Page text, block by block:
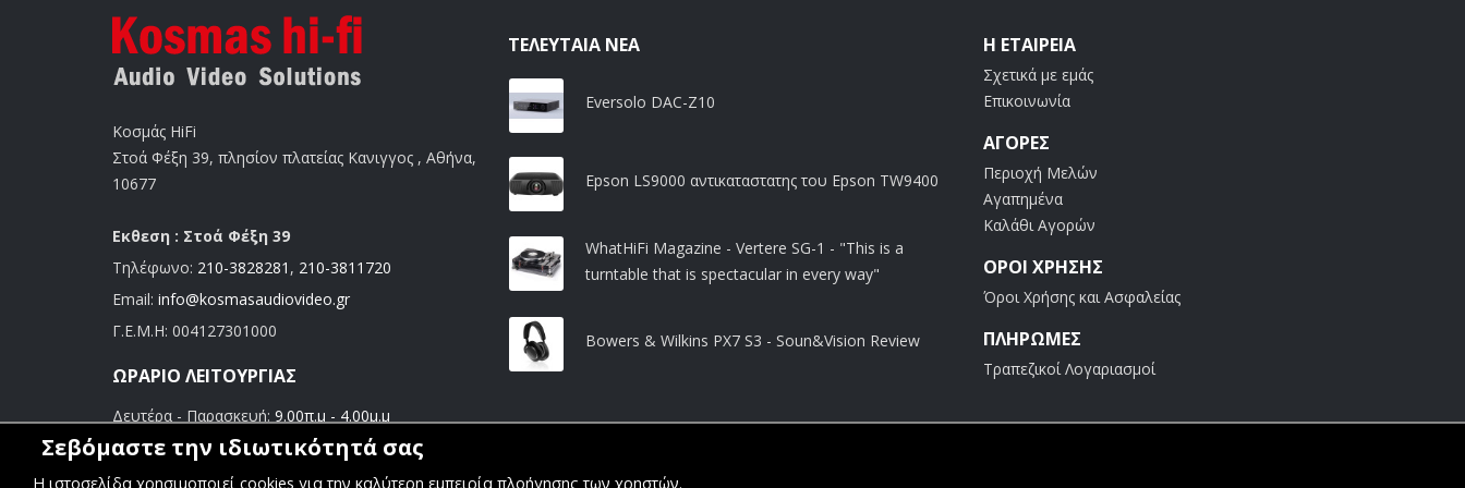
Κοσμάς HiFi
Στοά Φέξη 39, πλησίον πλατείας Κανιγγος , Αθήνα,
10677
Εκθεση : Στοά Φέξη 39
Τηλέφωνο: 210-3828281 , 210-3811720
Email: info@kosmasaudiovideo.gr
Γ.Ε.Μ.Η: 004127301000
ΩΡΆΡΙΟ ΛΕΙΤΟΥΡΓΊΑΣ
Δευτέρα - Παρασκευή: 9.00π.μ - 4.00μ.μ
Σάββατο:9.00π.μ - 3.00μ.μ
ΤΕΛΕΥΤΑΊΑ ΝΈΑ
Eversolo DAC-Z10
Epson LS9000 αντικαταστατης του Epson TW9400
WhatHiFi Magazine - Vertere SG-1 - "This is a
turntable that is spectacular in every way"
Bowers & Wilkins PX7 S3 - Soun&Vision Review
Η ΕΤΑΙΡΕΊΑ
Σχετικά με εμάς
Επικοινωνία
ΑΓΟΡΈΣ
Περιοχή Μελών
Αγαπημένα
Καλάθι Αγορών
ΟΡΟΙ ΧΡΗΣΗΣ
Όροι Χρήσης και Ασφαλείας
ΠΛΗΡΩΜΕΣ
Τραπεζικοί Λογαριασμοί
Σεβόμαστε την ιδιωτικότητά σας
Η ιστοσελίδα χρησιμοποιεί cookies για την καλύτερη εμπειρία πλοήγησης των χρηστών.